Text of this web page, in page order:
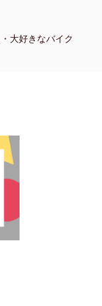
大好きなバイク